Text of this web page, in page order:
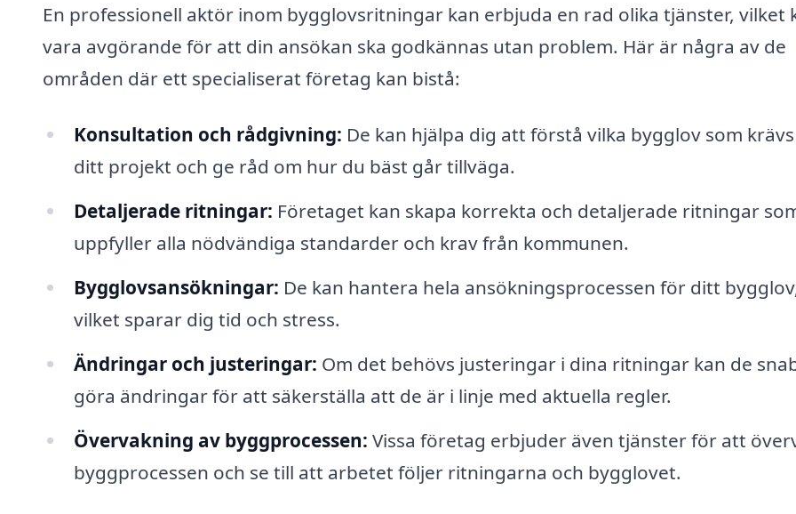
En professionell aktör inom bygglovsritningar kan erbjuda en rad olika tjänster, vilket
vara avgörande för att din ansökan ska godkännas utan problem. Här är några av de
områden där ett specialiserat företag kan bistå:
Konsultation och rådgivning: De kan hjälpa dig att förstå vilka bygglov som
ditt projekt och ge råd om hur du bäst går tillväga.
Detaljerade ritningar: Företaget kan skapa korrekta och detaljerade ritningar
uppfyller alla nödvändiga standarder och krav från kommunen.
Bygglovsansökningar: De kan hantera hela ansökningsprocessen för ditt
vilket sparar dig tid och stress.
Ändringar och justeringar: Om det behövs justeringar i dina ritningar kan de
göra ändringar för att säkerställa att de är i linje med aktuella regler.
Övervakning av byggprocessen: Vissa företag erbjuder även tjänster för att
byggprocessen och se till att arbetet följer ritningarna och bygglovet.